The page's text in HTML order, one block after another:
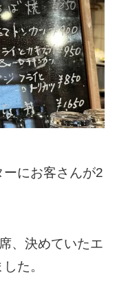
にお客さんが2
、決めていたエ
た。